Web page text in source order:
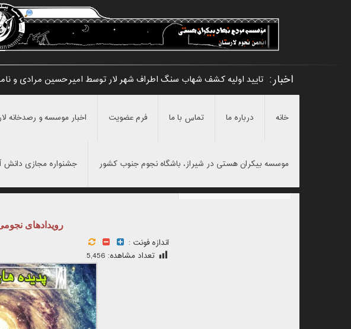
اخبار: تایید اولیه کشف شهاب سنگ اطراف شهر لار توسط امیرحسین مرادی و
خانه درباره ما تماس با ما فرم عضویت اخبار موسسه و رصدخانه
موسسه بیکران هستی در شیراز، باشگاه نجوم جنوب کشور جشنواره مجازی دانش
رویدادهای نجومی هفتگی
اندازه فونت :
تعداد مشاهده: 5,456